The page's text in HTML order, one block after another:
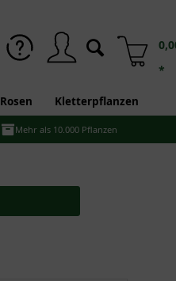
*
Rosen Kletterpflanzen
Mehr als 10.000 Pflanzen